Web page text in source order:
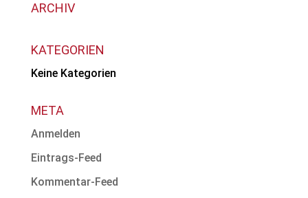
ARCHIV
KATEGORIEN
Keine Kategorien
META
Anmelden
Eintrags-Feed
Kommentar-Feed